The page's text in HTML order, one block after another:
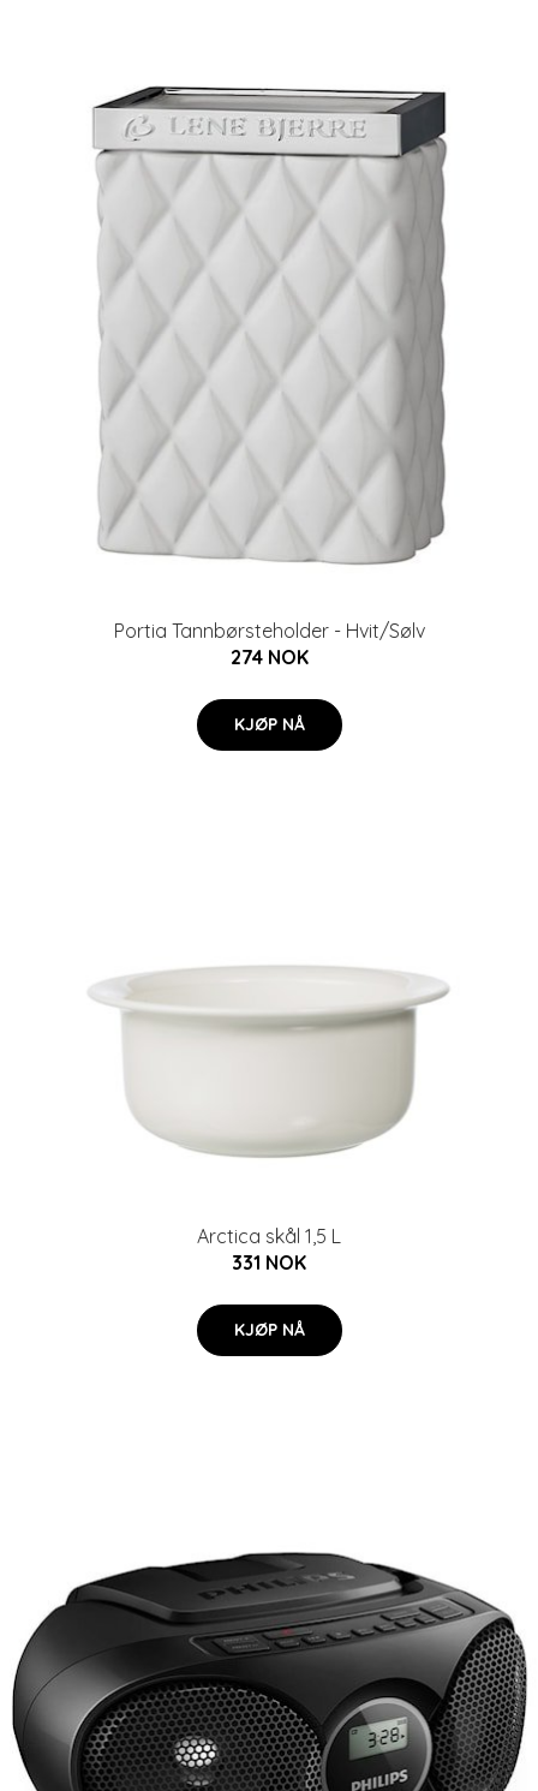
Portia Tannbørsteholder - Hvit/Sølv
274 NOK
KJØP NÅ
Arctica skål 1,5 L
331 NOK
KJØP NÅ